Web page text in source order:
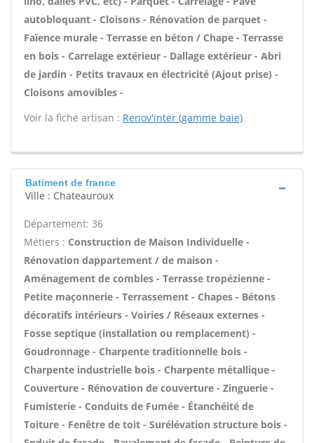
autobloquant - Cloisons - Rénovation de parquet -
Faïence murale - Terrasse en béton / Chape - Terrasse
en bois - Carrelage extérieur - Dallage extérieur - Abri
de jardin - Petits travaux en électricité (Ajout prise) -
Cloisons amovibles -
Voir la fiche artisan : Renov'inter (gamme baie)
Batiment de france
Ville : Chateauroux
Département: 36
Métiers : Construction de Maison Individuelle -
Rénovation dappartement / de maison -
Aménagement de combles - Terrasse tropézienne -
Petite maçonnerie - Terrassement - Chapes - Bétons
décoratifs intérieurs - Voiries / Réseaux externes -
Fosse septique (installation ou remplacement) -
Goudronnage - Charpente traditionnelle bois -
Charpente industrielle bois - Charpente métallique -
Couverture - Rénovation de couverture - Zinguerie -
Fumisterie - Conduits de Fumée - Étanchéité de
Toiture - Fenêtre de toit - Surélévation structure bois -